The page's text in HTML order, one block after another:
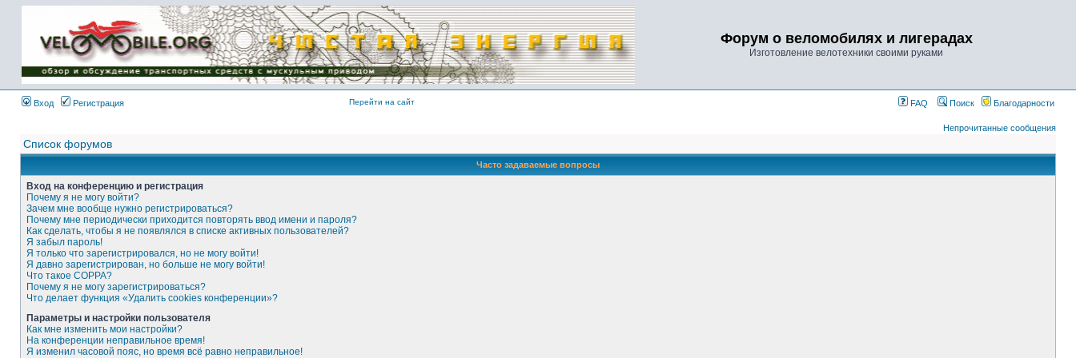
Имя пользователя:
Пароль:
{ LOG_ME_IN_SHORT
}
Форум о веломобилях и лигерадах
Изготовление велотехники своими руками
Вход Регистрация Перейти на сайт FAQ Поиск Благодарности
Непрочитанные сообщения
Список форумов
Часто задаваемые вопросы
Вход на конференцию и регистрация
Почему я не могу войти?
Зачем мне вообще нужно регистрироваться?
Почему мне периодически приходится повторять ввод имени и пароля?
Как сделать, чтобы я не появлялся в списке активных пользователей?
Я забыл пароль!
Я только что зарегистрировался, но не могу войти!
Я давно зарегистрирован, но больше не могу войти!
Что такое COPPA?
Почему я не могу зарегистрироваться?
Что делает функция «Удалить cookies конференции»?
Параметры и настройки пользователя
Как мне изменить мои настройки?
На конференции неправильное время!
Я изменил часовой пояс, но время всё равно неправильное!